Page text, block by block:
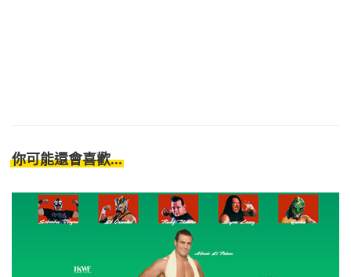
你可能還會喜歡...